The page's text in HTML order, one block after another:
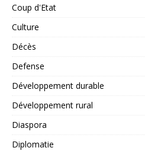
Coup d'Etat
Culture
Décès
Defense
Développement durable
Développement rural
Diaspora
Diplomatie